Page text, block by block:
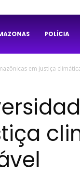
POLÍCIA
em justiça